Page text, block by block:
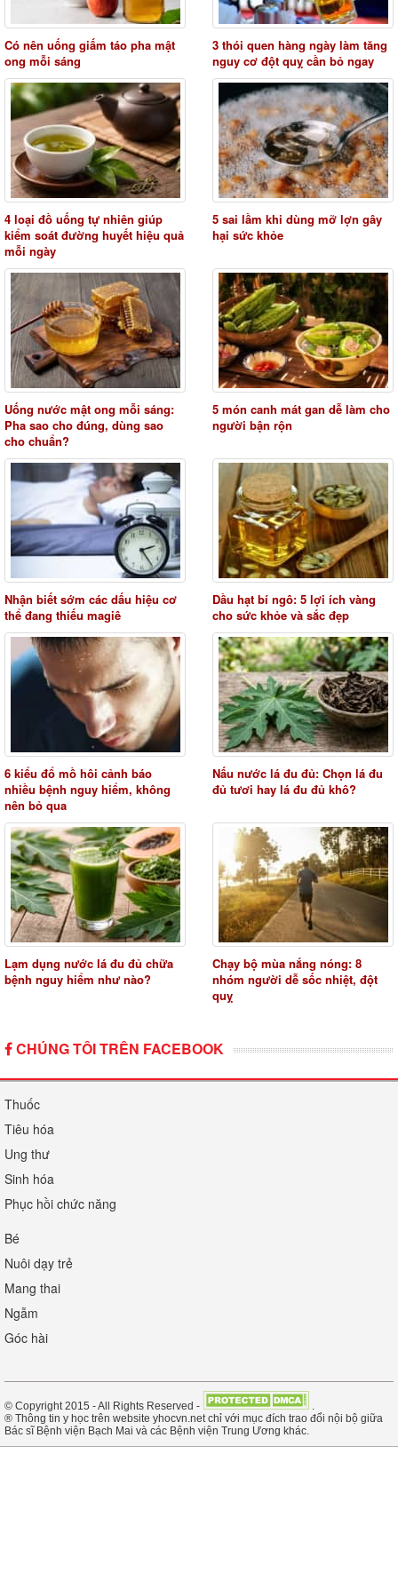
Có nên uống giấm táo pha mật
ong mỗi sáng
3 thói quen hàng ngày làm tăng
nguy cơ đột quỵ cần bỏ ngay
4 loại đồ uống tự nhiên giúp
kiểm soát đường huyết hiệu quả
mỗi ngày
5 sai lầm khi dùng mỡ lợn gây
hại sức khỏe
Uống nước mật ong mỗi sáng:
Pha sao cho đúng, dùng sao
cho chuẩn?
5 món canh mát gan dễ làm cho
người bận rộn
Nhận biết sớm các dấu hiệu cơ
thể đang thiếu magiê
Dầu hạt bí ngô: 5 lợi ích vàng
cho sức khỏe và sắc đẹp
6 kiểu đổ mồ hôi cảnh báo
nhiều bệnh nguy hiểm, không
nên bỏ qua
Nấu nước lá đu đủ: Chọn lá đu
đủ tươi hay lá đu đủ khô?
Lạm dụng nước lá đu đủ chữa
bệnh nguy hiểm như nào?
Chạy bộ mùa nắng nóng: 8
nhóm người dễ sốc nhiệt, đột
quỵ
CHÚNG TÔI TRÊN FACEBOOK
Thuốc
Tiêu hóa
Ung thư
Sinh hóa
Phục hồi chức năng
Bé
Nuôi dạy trẻ
Mang thai
Ngẫm
Góc hài
© Copyright 2015 - All Rights Reserved -
.
® Thông tin y học trên website yhocvn.net chỉ với mục đích trao đổi nội bộ giữa
Bác sĩ Bệnh viện Bạch Mai và các Bệnh viện Trung Ương khác.